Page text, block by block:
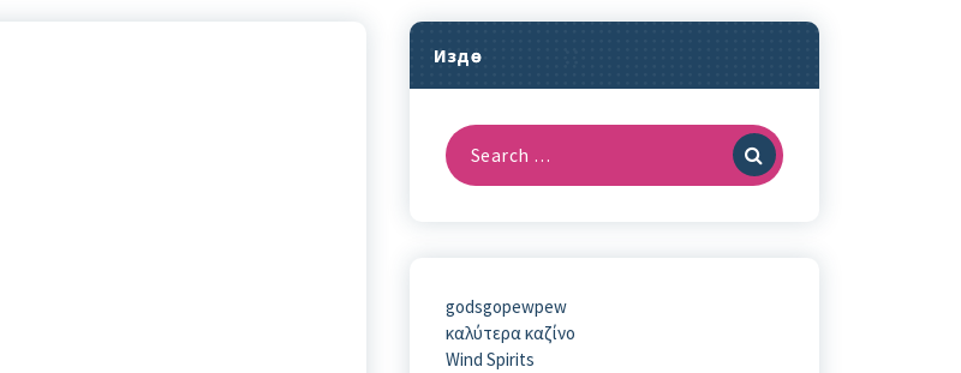
Издөө
Search
for:
godsgopewpew
καλύτερα καζίνο
Wind Spirits